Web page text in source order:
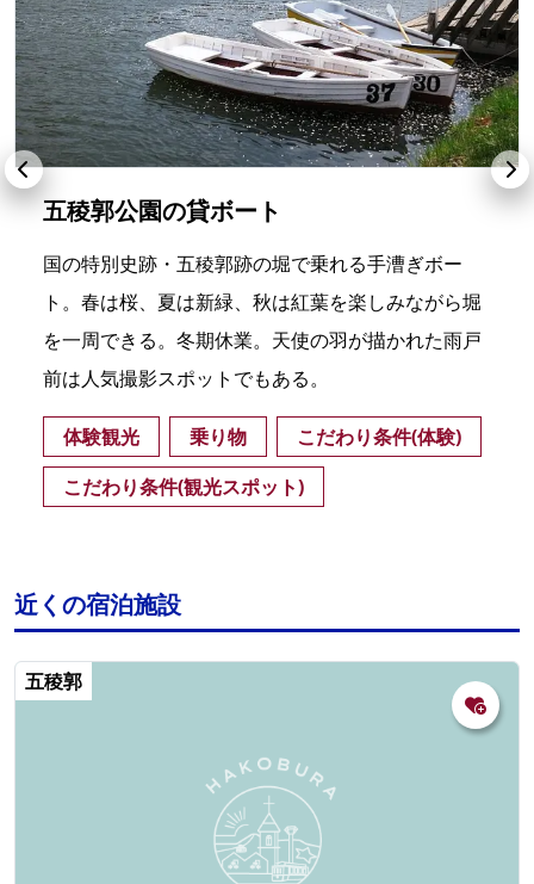
五稜郭公園の貸ボート
国の特別史跡・五稜郭跡の堀で乗れる手漕ぎボー
ト。春は桜、夏は新緑、秋は紅葉を楽しみながら堀
を一周できる。冬期休業。天使の羽が描かれた雨戸
前は人気撮影スポットでもある。
体験観光 乗り物
こだわり条件(体験)
こだわり条件(観光スポット)
近くの宿泊施設
五稜郭